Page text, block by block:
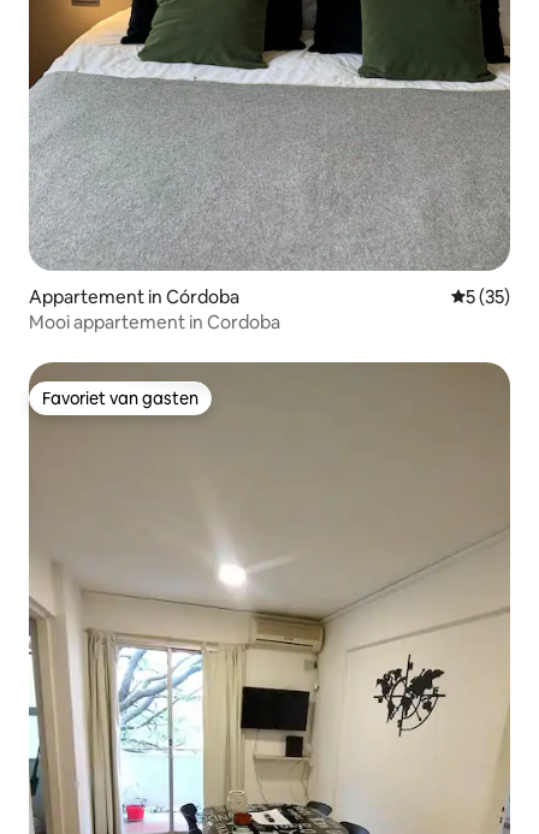
Appartement in Córdoba
5 (35)
Mooi appartement in Cordoba
Favoriet van gasten
Favoriet van gasten